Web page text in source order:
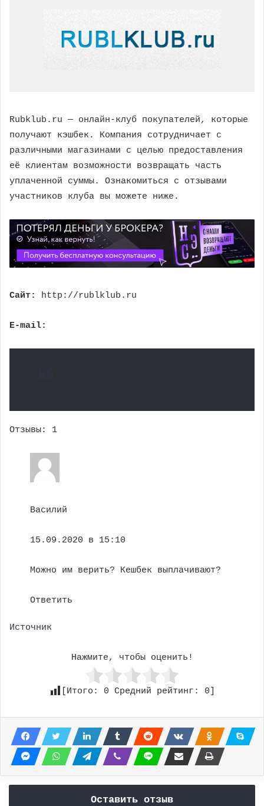
Rubklub.ru — онлайн-клуб покупателей, которые
получают кэшбек. Компания сотрудничает с
различными магазинами с целью предоставления
её клиентам возможности возвращать часть
уплаченной суммы. Ознакомиться с отзывами
участников клуба вы можете ниже.
Cайт: http://rublklub.ru
E-mail:
Отзывы: 1
Василий
15.09.2020 в 15:10
Можно им верить? Кешбек выплачивают?
Ответить
Источник
Нажмите, чтобы оценить!
[Итого: 0 Средний рейтинг: 0
Оставить отзыв